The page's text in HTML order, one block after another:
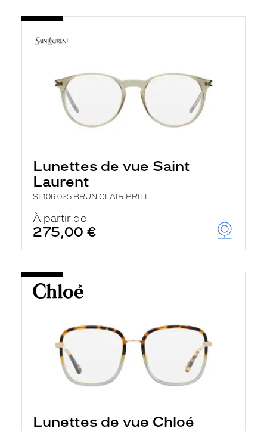
Lunettes de vue Saint
Laurent
SL106 025 BRUN CLAIR BRILL
À partir de
275,00 €
Lunettes de vue Chloé